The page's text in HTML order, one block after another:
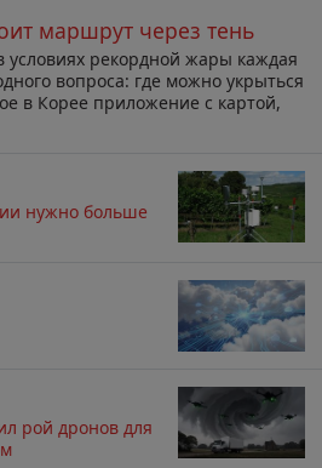
маршрут через тень
условиях рекордной жары каждая
вопроса: где можно укрыться
в Корее приложение с картой,
нужно больше
рой дронов для